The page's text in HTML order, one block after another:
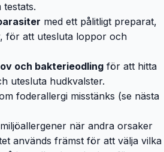
testats.
med ett pålitligt preparat,
för att utesluta loppor och
och bakterieodling för att hitta
utesluta hudkvalster.
foderallergi misstänks (se nästa
när andra orsaker
används främst för att välja vilka